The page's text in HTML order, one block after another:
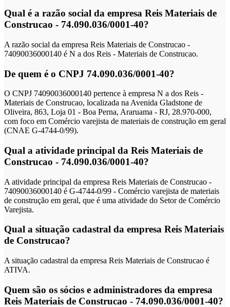
Qual é a razão social da empresa Reis Materiais de
Construcao - 74.090.036/0001-40?
A razão social da empresa Reis Materiais de Construcao -
74090036000140 é N a dos Reis - Materiais de Construcao.
De quem é o CNPJ 74.090.036/0001-40?
O CNPJ 74090036000140 pertence à empresa N a dos Reis -
Materiais de Construcao, localizada na Avenida Gladstone de
Oliveira, 863, Loja 01 - Boa Perna, Araruama - RJ, 28.970-000,
com foco em Comércio varejista de materiais de construção em geral
(CNAE G-4744-0/99).
Qual a atividade principal da Reis Materiais de
Construcao - 74.090.036/0001-40?
A atividade principal da empresa Reis Materiais de Construcao -
74090036000140 é G-4744-0/99 - Comércio varejista de materiais
de construção em geral, que é uma atividade do Setor de Comércio
Varejista.
Qual a situação cadastral da empresa Reis Materiais
de Construcao?
A situação cadastral da empresa Reis Materiais de Construcao é
ATIVA.
Quem são os sócios e administradores da empresa
Reis Materiais de Construcao - 74.090.036/0001-40?